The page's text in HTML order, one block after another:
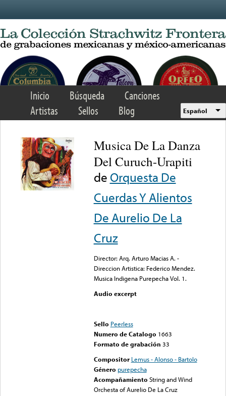
Inicio Búsqueda
Canciones
Artistas
Sellos Blog Español
Musica De La Danza
Del Curuch-Urapiti
de Orquesta De
Cuerdas Y Alientos
De Aurelio De La
Cruz
Director: Arq. Arturo Macias A. -
Direccion Artistica: Federico Mendez.
Musica Indigena Purepecha Vol. 1.
Audio excerpt
Sello Peerless
Numero de Catalogo 1663
Formato de grabación 33
Compositor Lemus - Alonso - Bartolo
Género purepecha
Acompañamiento String and Wind
Orchesta of Aurelio De La Cruz